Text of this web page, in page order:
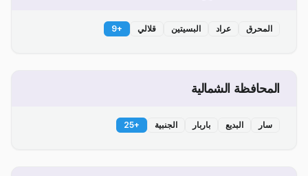
المحرق عراد البسيتين قلالي +
9
المحافظة الشمالية
سار البديع باربار الجنبية +
25